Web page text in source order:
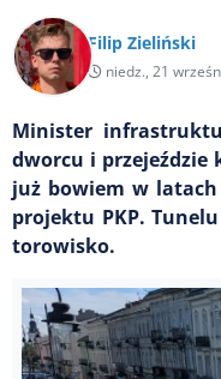
Filip Zieliński
niedz., 21
Minister
dworcu i
już bowiem w latach
projektu PKP.
torowisko.